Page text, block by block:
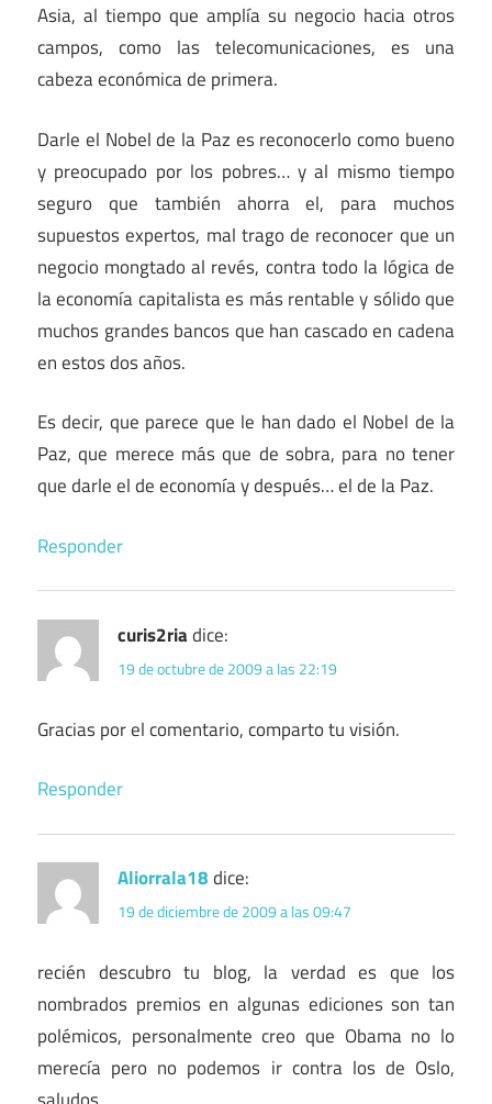
Asia, al tiempo que amplía su negocio hacia otros
campos, como las telecomunicaciones, es una
cabeza económica de primera.
Darle el Nobel de la Paz es reconocerlo como bueno
y preocupado por los pobres… y al mismo tiempo
seguro que también ahorra el, para muchos
supuestos expertos, mal trago de reconocer que un
negocio mongtado al revés, contra todo la lógica de
la economía capitalista es más rentable y sólido que
muchos grandes bancos que han cascado en cadena
en estos dos años.
Es decir, que parece que le han dado el Nobel de la
Paz, que merece más que de sobra, para no tener
que darle el de economía y después… el de la Paz.
Responder
curis2riadice:
19 de octubre de 2009 a las 22:19
Gracias por el comentario, comparto tu visión.
Responder
Aliorrala18dice:
19 de diciembre de 2009 a las 09:47
recién descubro tu blog, la verdad es que los
nombrados premios en algunas ediciones son tan
polémicos, personalmente creo que Obama no lo
merecía pero no podemos ir contra los de Oslo,